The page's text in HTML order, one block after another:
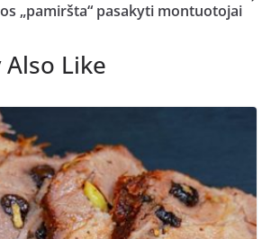
„pamiršta“ pasakyti montuotojai
Like